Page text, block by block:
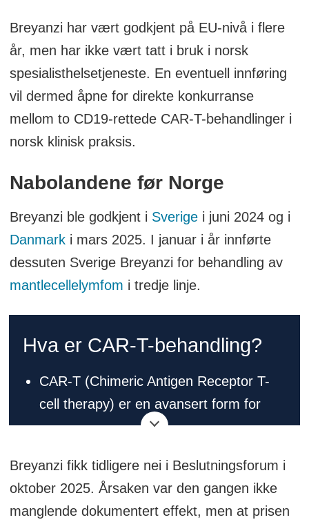
Breyanzi har vært godkjent på EU-nivå i flere
år, men har ikke vært tatt i bruk i norsk
spesialisthelsetjeneste. En eventuell innføring
vil dermed åpne for direkte konkurranse
mellom to CD19-rettede CAR-T-behandlinger i
norsk klinisk praksis.
Nabolandene før Norge
Breyanzi ble godkjent i Sverigei juni 2024 og i
Danmarki mars 2025. I januar i år innførte
dessuten Sverige Breyanzi for behandling av
mantlecellelymfom i tredje linje.
Hva er CAR-T-behandling?
CAR-T (Chimeric Antigen Receptor T-
cell therapy) er en avansert form for
celleterapi der pasientens egne T-celler
for å angripe kreftceller.
Behandlingen brukes hovedsakelig mot
Breyanzi fikk tidligere nei i Beslutningsforum i
oktober 2025. Årsaken var den gangen ikke
manglende dokumentert effekt, men at prisen